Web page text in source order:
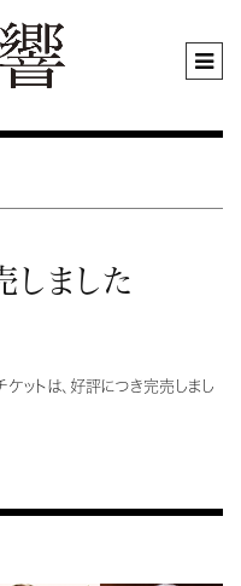
しました
ケットは、好評につき完売しまし